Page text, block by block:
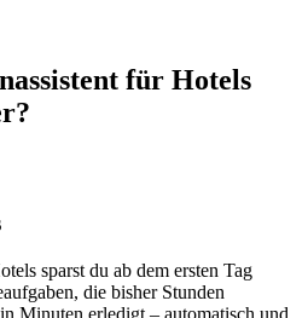
für Hotels
sparst du ab dem ersten Tag
die bisher Stunden
Minuten erledigt – automatisch und